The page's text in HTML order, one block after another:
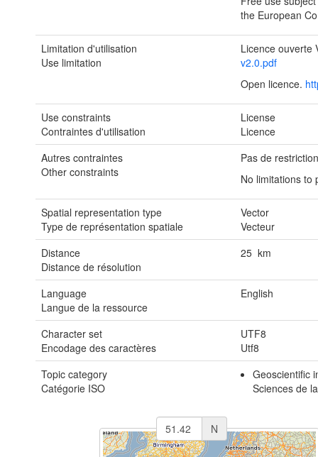
the European
Limitation d'utilisation
Use limitation
Licence ouverte
v2.0.pdf
Open licence.
Use constraints
Contraintes d'utilisation
License
Licence
Autres contraintes
Other constraints
Pas de
No limitations to
Spatial representation type
Type de représentation spatiale
Vector
Vecteur
Distance
Distance de résolution
25 km
Language
Langue de la ressource
English
Character set
Encodage des caractères
UTF8
Utf8
Topic category
Catégorie ISO
Geoscientific
Sciences de
N